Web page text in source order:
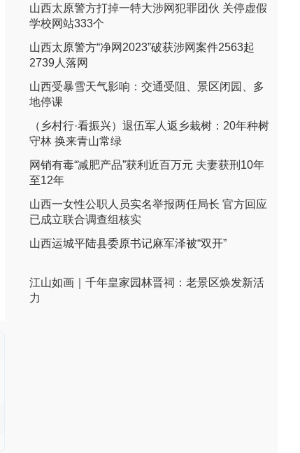
山西太原警方打掉一特大涉网犯罪团伙 关停虚假
学校网站333个
山西太原警方“净网2023”破获涉网案件2563起
2739人落网
山西受暴雪天气影响：交通受阻、景区闭园、多
地停课
（乡村行·看振兴）退伍军人返乡栽树：20年种树
守林 换来青山常绿
网销有毒“减肥产品”获利近百万元 夫妻获刑10年
至12年
山西一女性公职人员实名举报两任局长 官方回应
已成立联合调查组核实
山西运城平陆县委原书记麻军泽被“双开”
江山如画｜千年皇家园林晋祠：老景区焕发新活
力